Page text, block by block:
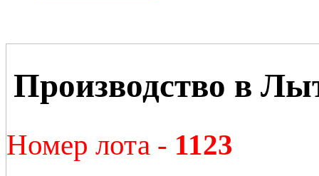
Производство в
Номер лота - 1123